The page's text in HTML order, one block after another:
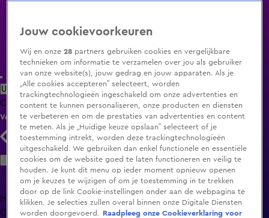
Uitzending Gemist Populaire programma's Zenders Genres
ClipsFilmsRadioSmart TV inlogShop
Volg KIJK
Zoeken
HomeUitzending Gemist Programma's De Bondgenoten
OranjezomerLivestreamsShop
Jouw cookievoorkeuren
Wij en onze28 partners gebruiken cookies en vergelijkbare
technieken om informatie te verzamelen over jou als gebruiker
van onze website(s), jouw gedrag en jouw apparaten. Als je
„Alle cookies accepteren” selecteert, worden
trackingtechnologieën ingeschakeld om onze advertenties en
content te kunnen personaliseren, onze producten en diensten
te verbeteren en om de prestaties van advertenties en content
te meten. Als je „Huidige keuze opslaan” selecteert of je
toestemming intrekt, worden deze trackingtechnologieën
uitgeschakeld. We gebruiken dan enkel functionele en essentiële
cookies om de website goed te laten functioneren en veilig te
houden. Je kunt dit menu op ieder moment opnieuw openen
om je keuzes te wijzigen of om je toestemming in te trekken
door op de link Cookie-instellingen onder aan de webpagina te
klikken. Je selecties zullen overal binnen onze Digitale Diensten
worden doorgevoerd.
Raadpleeg onze Cookieverklaring voor